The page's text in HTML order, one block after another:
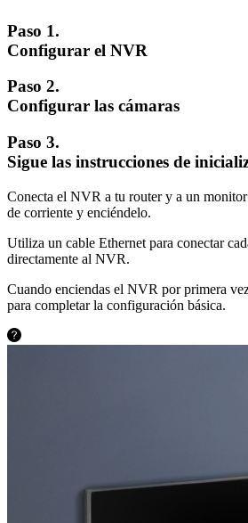
Paso 1.
Configurar el NVR
Paso 2.
Configurar las cámaras
Paso 3.
Sigue las instrucciones de
Conecta el NVR a tu router y a un
de corriente y enciéndelo.
Utiliza un cable Ethernet para conectar
directamente al NVR.
Cuando enciendas el NVR por primera
para completar la configuración básica.